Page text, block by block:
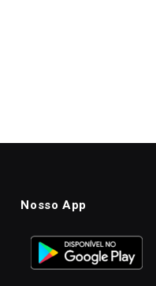
Nosso App